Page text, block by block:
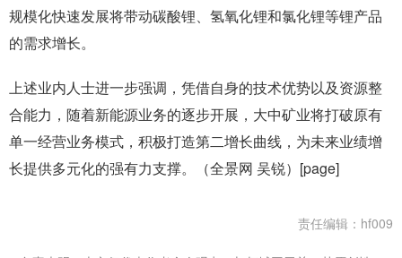
规模化快速发展将带动碳酸锂、氢氧化锂和氯化锂等锂产品
的需求增长。
上述业内人士进一步强调，凭借自身的技术优势以及资源整
合能力，随着新能源业务的逐步开展，大中矿业将打破原有
单一经营业务模式，积极打造第二增长曲线，为未来业绩增
长提供多元化的强有力支撑。（全景网 吴锐）[page]
责任编辑：hf009